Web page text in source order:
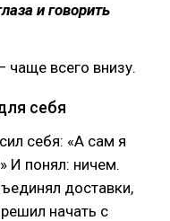
и говорить
всего внизу.
себя
себя: «А сам я
И понял: ничем.
доставки,
начать с